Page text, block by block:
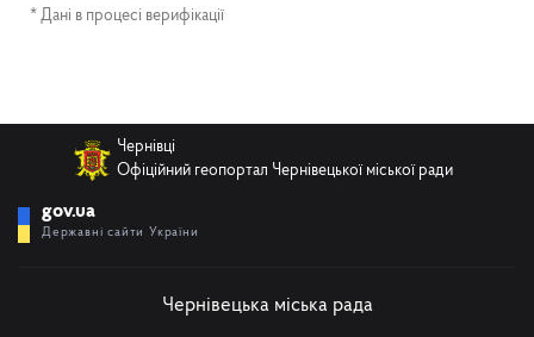
* Дані в процесі верифікації
Чернівці
Офіційний геопортал Чернівецької міської ради
gov.ua
Державні сайти України
Чернівецька міська рада